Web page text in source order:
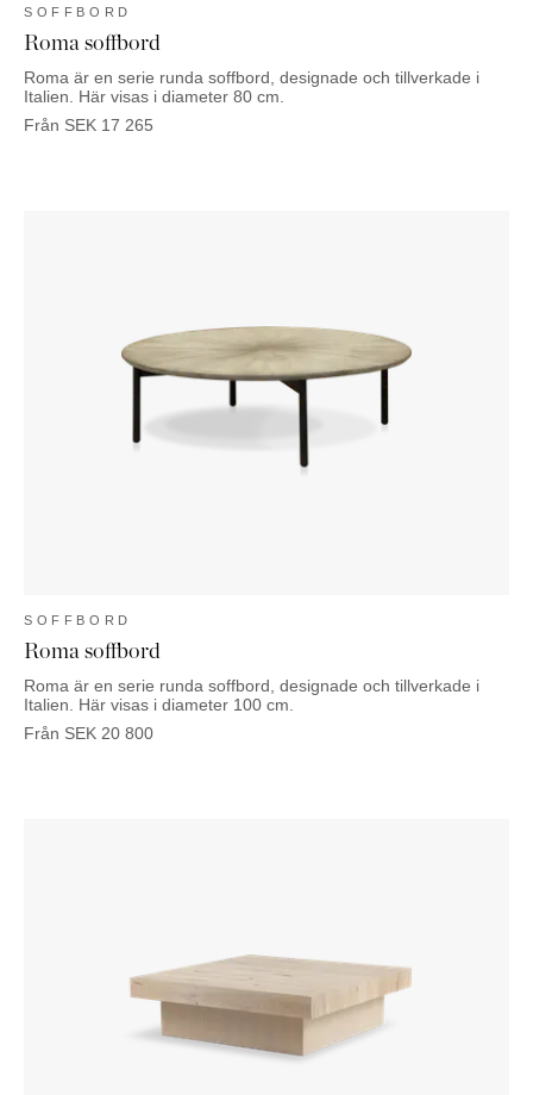
SOFFBORD
Roma soffbord
Roma är en serie runda soffbord, designade och tillverkade i
Italien. Här visas i diameter 80 cm.
Från SEK 17 265
SOFFBORD
Roma soffbord
Roma är en serie runda soffbord, designade och tillverkade i
Italien. Här visas i diameter 100 cm.
Från SEK 20 800